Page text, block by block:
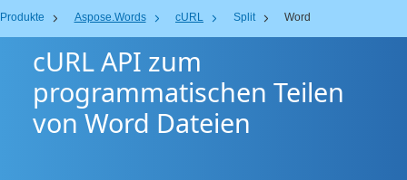
Produkte Aspose.Words cURL Split Word
cURL API zum
programmatischen Teilen
von Word Dateien